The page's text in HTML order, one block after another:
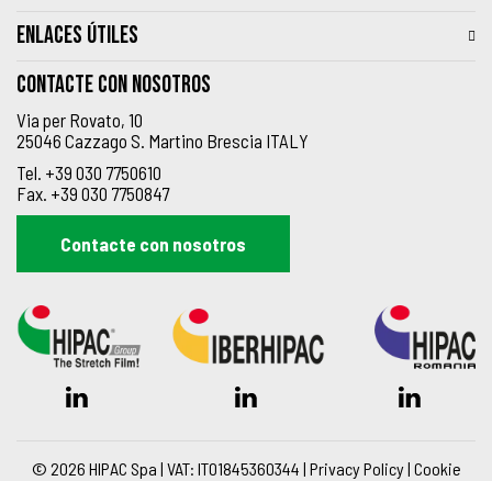
ENLACES ÚTILES
Contacte con nosotros
Via per Rovato, 10
25046 Cazzago S. Martino Brescia ITALY
Tel. +39 030 7750610
Fax. +39 030 7750847
Contacte con nosotros
© 2026 HIPAC Spa | VAT: IT01845360344 | Privacy Policy| Cookie